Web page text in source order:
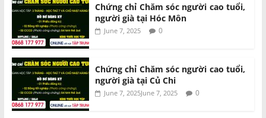
Chứng chỉ Chăm sóc người cao tuổi,
người già tại Hóc Môn
June 7, 2025 0
Chứng chỉ Chăm sóc người cao tuổi,
người già tại Củ Chi
June 7, 2025June 7, 2025 0